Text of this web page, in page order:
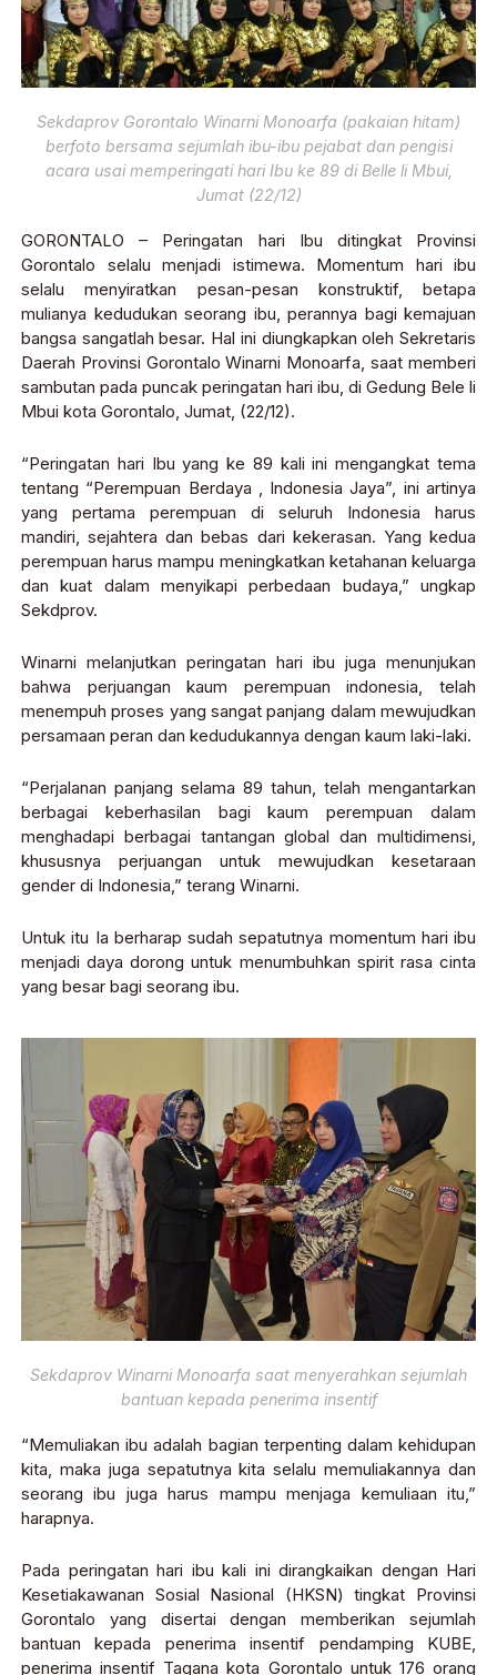
Sekdaprov Gorontalo Winarni Monoarfa (pakaian hitam)
berfoto bersama sejumlah ibu-ibu pejabat dan pengisi
acara usai memperingati hari Ibu ke 89 di Belle li Mbui,
Jumat (22/12)
GORONTALO – Peringatan hari Ibu ditingkat Provinsi
Gorontalo selalu menjadi istimewa. Momentum hari ibu
selalu menyiratkan pesan-pesan konstruktif, betapa
mulianya kedudukan seorang ibu, perannya bagi kemajuan
bangsa sangatlah besar. Hal ini diungkapkan oleh Sekretaris
Daerah Provinsi Gorontalo Winarni Monoarfa, saat memberi
sambutan pada puncak peringatan hari ibu, di Gedung Bele li
Mbui kota Gorontalo, Jumat, (22/12).
“Peringatan hari Ibu yang ke 89 kali ini mengangkat tema
tentang “Perempuan Berdaya , Indonesia Jaya”, ini artinya
yang pertama perempuan di seluruh Indonesia harus
mandiri, sejahtera dan bebas dari kekerasan. Yang kedua
perempuan harus mampu meningkatkan ketahanan keluarga
dan kuat dalam menyikapi perbedaan budaya,” ungkap
Sekdprov.
Winarni melanjutkan peringatan hari ibu juga menunjukan
bahwa perjuangan kaum perempuan indonesia, telah
menempuh proses yang sangat panjang dalam mewujudkan
persamaan peran dan kedudukannya dengan kaum laki-laki.
“Perjalanan panjang selama 89 tahun, telah mengantarkan
berbagai keberhasilan bagi kaum perempuan dalam
menghadapi berbagai tantangan global dan multidimensi,
khususnya perjuangan untuk mewujudkan kesetaraan
gender di Indonesia,” terang Winarni.
Untuk itu Ia berharap sudah sepatutnya momentum hari ibu
menjadi daya dorong untuk menumbuhkan spirit rasa cinta
yang besar bagi seorang ibu.
Sekdaprov Winarni Monoarfa saat menyerahkan sejumlah
bantuan kepada penerima insentif
“Memuliakan ibu adalah bagian terpenting dalam kehidupan
kita, maka juga sepatutnya kita selalu memuliakannya dan
seorang ibu juga harus mampu menjaga kemuliaan itu,”
harapnya.
Pada peringatan hari ibu kali ini dirangkaikan dengan Hari
Kesetiakawanan Sosial Nasional (HKSN) tingkat Provinsi
Gorontalo yang disertai dengan memberikan sejumlah
bantuan kepada penerima insentif pendamping KUBE,
penerima insentif Tagana kota Gorontalo untuk 176 orang